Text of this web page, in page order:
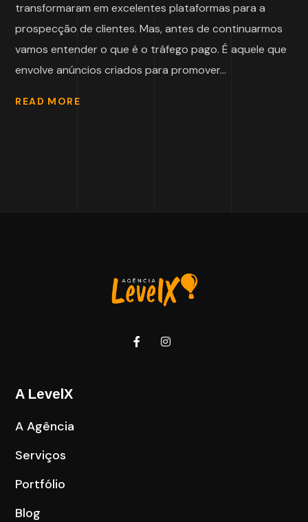
transformaram em excelentes plataformas para a
prospecção de clientes. Mas, antes de continuarmos
vamos entender o que é o tráfego pago. É aquele que
envolve anúncios criados para promover...
READ MORE
A LevelX
A Agência
Serviços
Portfólio
Blog